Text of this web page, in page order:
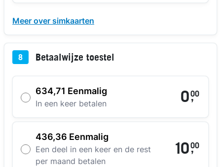
Meer over simkaarten
8 Betaalwijze toestel
634,71 Eenmalig
In een keer betalen 0,
00
436,36 Eenmalig
Een deel in een keer en de rest
per maand betalen
10,
00